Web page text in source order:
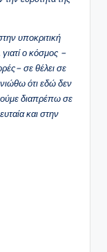
υποκριτική
ο κόσμος –
σε θέλει σε
ότι εδώ δεν
διαπρέπω σε
και στην